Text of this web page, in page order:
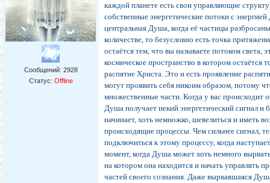
Сообщений: 2928
Статус: Offline
каждой планете есть свои управляющие
собственные энергетические потоки с
центральная Душа, когда её частицы
количестве, то безусловно есть точка
остаётся тем, что вы называете потоком света,
космическое пространство в котором остаётся
распятие Христа. Это и есть проявление
могут проявить себя никоим образом, потому
множественные части. Когда у вас происходит
Душа получает некий энергетический сигнал и
начинает, хоть немножко, шевелиться и иметь
происходящие процессы. Чем сильнее сигнал,
подключиться к этому процессу, когда
момент, когда Душа может хоть немного
на котором она находится и начать управлять
частей своего сознания. Даже вырвавшаяся